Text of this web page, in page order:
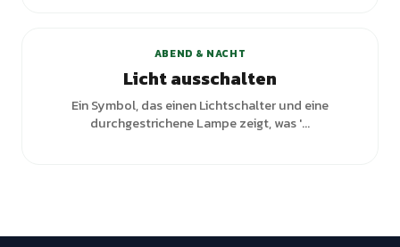
ABEND & NACHT
Licht ausschalten
Ein Symbol, das einen Lichtschalter und eine
durchgestrichene Lampe zeigt, was '...